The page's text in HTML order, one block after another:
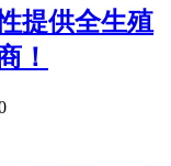
提供全生殖
！